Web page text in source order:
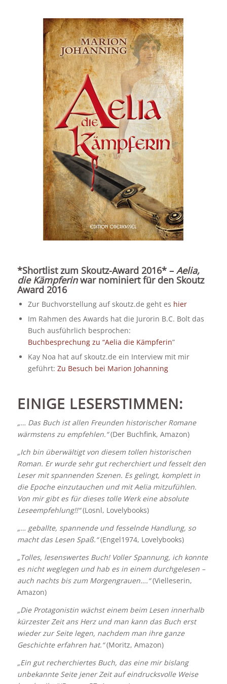
*Shortlist zum Skoutz-Award 2016* – Aelia,
die Kämpferinwar nominiert für den Skoutz
Award 2016
Zur Buchvorstellung auf skoutz.de geht es hier
Im Rahmen des Awards hat die Jurorin B.C. Bolt das
Buch ausführlich besprochen:
Buchbesprechung zu “Aelia die Kämpferin”
Kay Noa hat auf skoutz.de ein Interview mit mir
geführt: Zu Besuch bei Marion Johanning
EINIGE LESERSTIMMEN:
„… Das Buch ist allen Freunden historischer Romane
wärmstens zu empfehlen.“(Der Buchfink, Amazon)
„Ich bin überwältigt von diesem tollen historischen
Roman. Er wurde sehr gut recherchiert und fesselt den
Leser mit spannenden Szenen. Es gelingt, komplett in
die Epoche einzutauchen und mit Aelia mitzufühlen.
Von mir gibt es für dieses tolle Werk eine absolute
Leseempfehlung!!“(Losnl, Lovelybooks)
„… geballte, spannende und fesselnde Handlung, so
macht das Lesen Spaß.“(Engel1974, Lovelybooks)
„Tolles, lesenswertes Buch! Voller Spannung, ich konnte
es nicht weglegen und hab es in einem durchgelesen –
auch nachts bis zum Morgengrauen….“(Vielleserin,
Amazon)
„Die Protagonistin wächst einem beim Lesen innerhalb
kürzester Zeit ans Herz und man kann das Buch erst
wieder zur Seite legen, nachdem man ihre ganze
Geschichte erfahren hat.“(Moritz, Amazon)
„Ein gut recherchiertes Buch, das eine mir bislang
unbekannte Seite jener Zeit auf eindrucksvolle Weise